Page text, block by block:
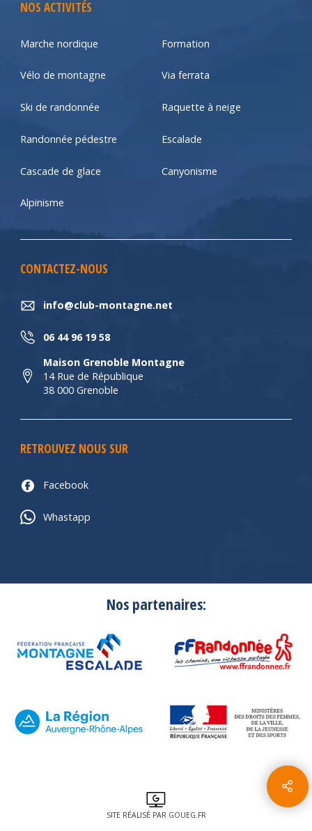
NOS ACTIVITÉS
Marche nordique Formation
Vélo de montagne Via ferrata
Ski de randonnée Raquette à neige
Randonnée pédestre Escalade
Cascade de glace Canyonisme
Alpinisme
CONTACTEZ-NOUS
info@club-montagne.net
06 44 96 19 58
Maison Grenoble Montagne
14 Rue de République
38 000 Grenoble
RETROUVEZ NOUS SUR
Facebook
Whastapp
Nos partenaires:
SITE RÉALISÉ PAR GOUEG.FR